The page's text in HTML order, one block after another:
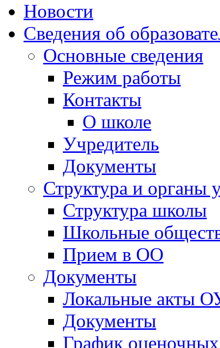
Новости
Сведения об
Основные сведения
Режим работы
Контакты
О школе
Учредитель
Документы
Структура и органы
Структура школы
Школьные
Прием в ОО
Документы
Локальные акты
Документы
График